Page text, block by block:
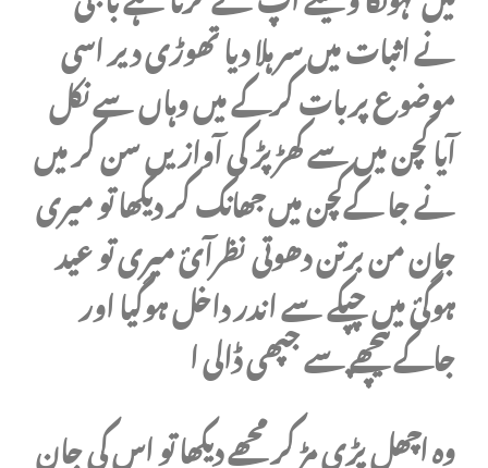
نے اثبات میں سر ہلا دیا تھوڑی دیر اسی
موضوع پربات کرکے میں وہاں سے نکل
آیا کچن میں سے کھڑ پڑ کی آوازیں سن کر میں
نے جا کےکچن میں جھانک کر دیکھا تو میری
جان من برتن دھوتی نظرآئ میری تو عید
ہوگئ میں چپکے سے اندر داخل ہوگیا اور
جاکے پیچھے سے جپھی ڈالی ا
وہ اچھل پڑی مڑ کر مجھے دیکھا تو اس کی جان